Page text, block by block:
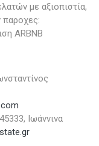
με αξιοπιστία,
παροχες:
ARBNB
Ιωάννινα